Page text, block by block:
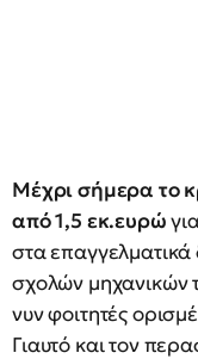
Μέχρι σήμερα το
από 1,5 εκ.ευρώ
στα
σχολών μηχανικών
νυν φοιτητές
Γιαυτό και τον